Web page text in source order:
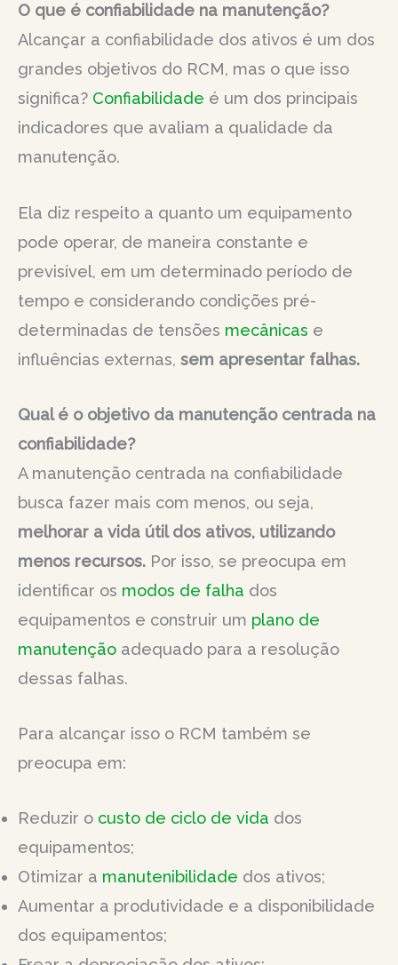
O que é confiabilidade na manutenção?
Alcançar a confiabilidade dos ativos é um dos
grandes objetivos do RCM, mas o que isso
significa? Confiabilidade é um dos principais
indicadores que avaliam a qualidade da
manutenção.
Ela diz respeito a quanto um equipamento
pode operar, de maneira constante e
previsível, em um determinado período de
tempo e considerando condições pré-
determinadas de tensões mecânicas e
influências externas, sem apresentar falhas.
Qual é o objetivo da manutenção centrada na
confiabilidade?
A manutenção centrada na confiabilidade
busca fazer mais com menos, ou seja,
melhorar a vida útil dos ativos, utilizando
menos recursos. Por isso, se preocupa em
identificar os modos de falha dos
equipamentos e construir um plano de
manutenção adequado para a resolução
dessas falhas.
Para alcançar isso o RCM também se
preocupa em:
Reduzir o custo de ciclo de vida dos
equipamentos;
Otimizar a manutenibilidade dos ativos;
Aumentar a produtividade e a disponibilidade
dos equipamentos;